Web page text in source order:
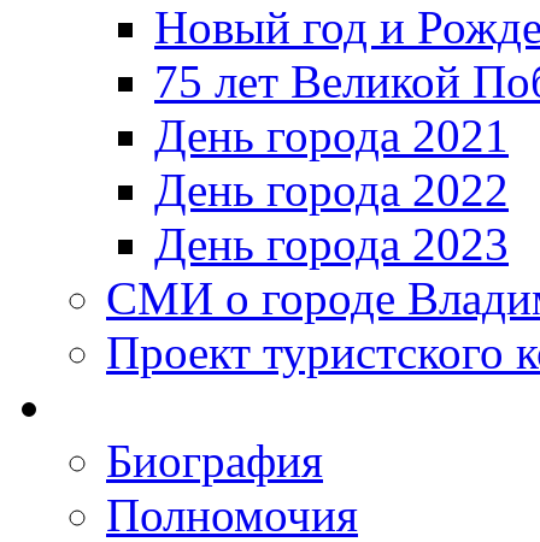
Новый год и
75 лет Великой
День города 2021
День города 2022
День города 2023
СМИ о городе
Проект туристского
Биография
Полномочия